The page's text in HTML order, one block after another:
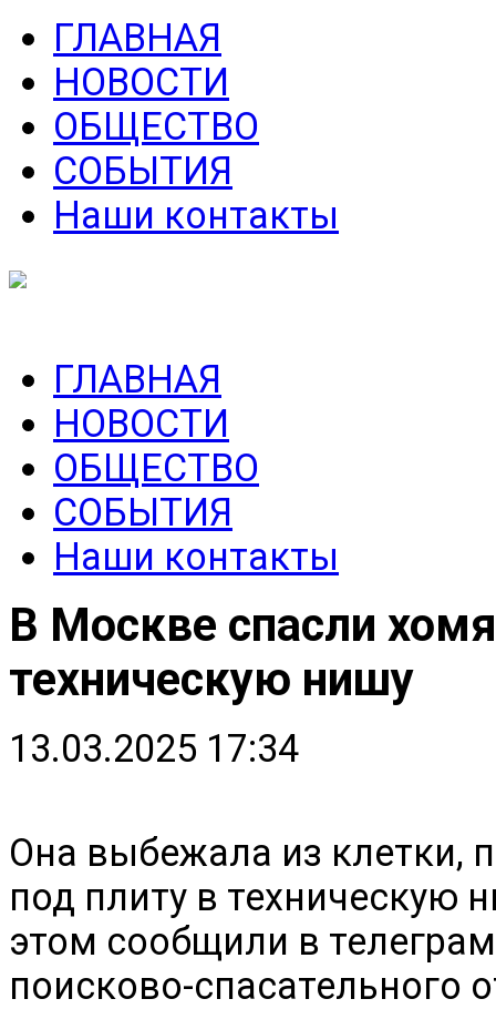
ГЛАВНАЯ
НОВОСТИ
ОБЩЕСТВО
СОБЫТИЯ
Наши контакты
ГЛАВНАЯ
НОВОСТИ
ОБЩЕСТВО
СОБЫТИЯ
Наши контакты
В Москве спасли
техническую нишу
13.03.2025 17:34
Она выбежала из клетки,
под плиту в техническую
этом сообщили в
поисково-спасательного